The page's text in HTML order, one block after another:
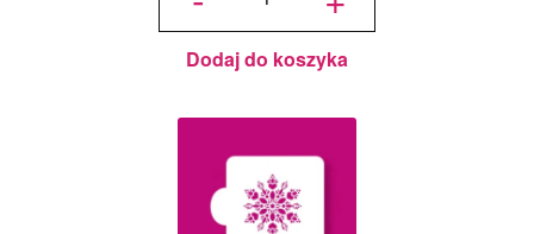
dekoracji
- Boisko
Piłka
Nożna -
Dodaj do koszyka